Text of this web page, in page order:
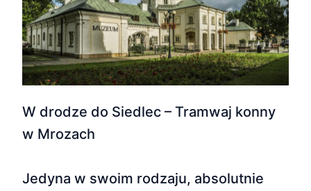
W drodze do Siedlec – Tramwaj konny
w Mrozach
Jedyna w swoim rodzaju, absolutnie